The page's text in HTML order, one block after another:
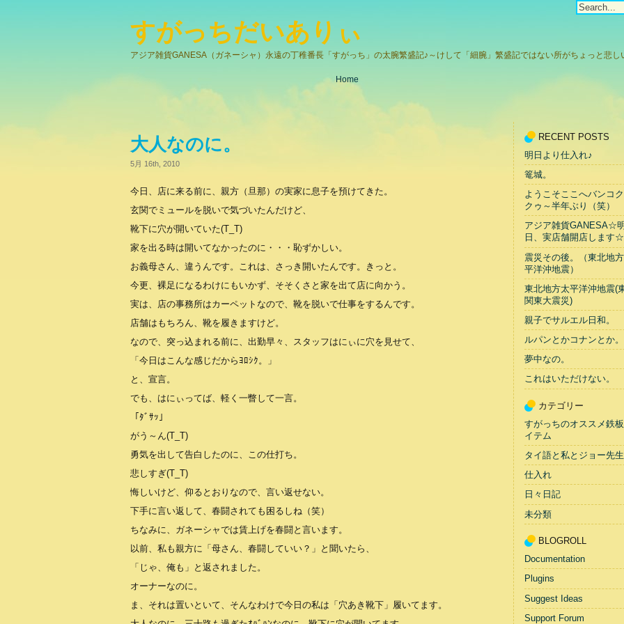
すがっちだいありぃ
アジア雑貨GANESA（ガネーシャ）永遠の丁稚番長「すがっち」の太腕繁盛記♪～けして「細腕」繁盛記ではない所がちょっと悲し
Home
大人なのに。
5月 16th, 2010
今日、店に来る前に、親方（旦那）の実家に息子を預けてきた。
玄関でミュールを脱いで気づいたんだけど、
靴下に穴が開いていた(T_T)
家を出る時は開いてなかったのに・・・恥ずかしい。
お義母さん、違うんです。これは、さっき開いたんです。きっと。
今更、裸足になるわけにもいかず、そそくさと家を出て店に向かう。
実は、店の事務所はカーペットなので、靴を脱いで仕事をするんです。
店舗はもちろん、靴を履きますけど。
なので、突っ込まれる前に、出勤早々、スタッフはにぃに穴を見せて、
「今日はこんな感じだからﾖﾛｼｸ。」
と、宣言。
でも、はにぃってば、軽く一瞥して一言。
「ﾀﾞｻｯ」
がう～ん(T_T)
勇気を出して告白したのに、この仕打ち。
悲しすぎ(T_T)
悔しいけど、仰るとおりなので、言い返せない。
下手に言い返して、春闘されても困るしね（笑）
ちなみに、ガネーシャでは賃上げを春闘と言います。
以前、私も親方に「母さん、春闘していい？」と聞いたら、
「じゃ、俺も」と返されました。
オーナーなのに。
ま、それは置いといて、そんなわけで今日の私は「穴あき靴下」履いてます。
RECENT POSTS
明日より仕入れ♪
篭城。
ようこそここへバンコ
クゥ～半年ぶり（笑）
アジア雑貨GANESA☆
日、実店舗開店します☆
震災その後。（東北地
平洋沖地震）
東北地方太平洋沖地震(
関東大震災)
親子でサルエル日和。
ルパンとかコナンとか。
夢中なの。
これはいただけない。
カテゴリー
すがっちのオススメ鉄
イテム
タイ語と私とジョー先生
仕入れ
日々日記
未分類
BLOGROLL
Documentation
Plugins
Suggest Ideas
Support Forum